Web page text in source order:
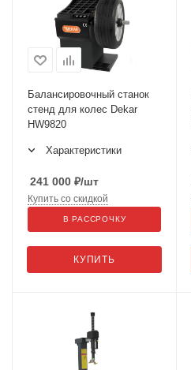
Балансировочный станок
стенд для колес Dekar
HW9820
Характеристики
241 000 ₽/шт
КУПИТЬ
Купить со скидкой
В РАССРОЧКУ